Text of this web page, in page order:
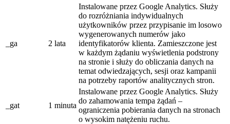
_ga 2 lata
Instalowane przez Google Analytics. Służy
do rozróżniania indywidualnych
użytkowników przez przypisanie im losowo
wygenerowanych numerów jako
identyfikatorów klienta. Zamieszczone jest
w każdym żądaniu wyświetlenia podstrony
na stronie i służy do obliczania danych na
temat odwiedzających, sesji oraz kampanii
na potrzeby raportów analitycznych stron.
_gat 1 minuta
Instalowane przez Google Analytics. Służy
do zahamowania tempa żądań –
ograniczenia pobierania danych na stronach
o wysokim natężeniu ruchu.